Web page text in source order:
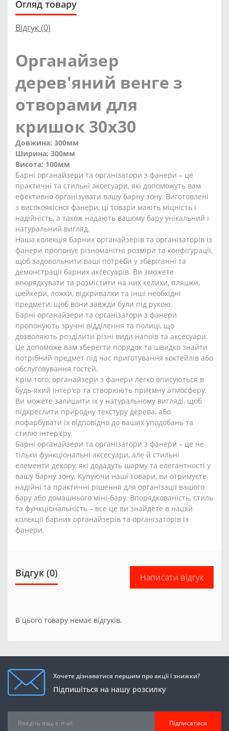
Огляд товару
Відгук (0)
Органайзер
дерев'яний венге з
отворами для
кришок 30х30
Довжина: 300мм
Ширина: 300мм
Висота: 100мм
Барні органайзери та організатори з фанери – це
практичні та стильні аксесуари, які допоможуть вам
ефективно організувати вашу барну зону. Виготовлені
з високоякісної фанери, ці товари мають міцність і
надійність, а також надають вашому бару унікальний і
натуральний вигляд.
Наша колекція барних органайзерів та організаторів із
фанери пропонує різноманітні розміри та конфігурації,
щоб задовольнити ваші потреби у зберіганні та
демонстрації барних аксесуарів. Ви зможете
впорядкувати та розмістити на них келихи, пляшки,
шейкери, ложки, відкривалки та інші необхідні
предмети, щоб вони завжди були під рукою.
Барні органайзери та організатори з фанери
пропонують зручні відділення та полиці, що
дозволяють розділити різні види напоїв та аксесуари.
Це допоможе вам зберегти порядок та швидко знайти
потрібний предмет під час приготування коктейлів або
обслуговування гостей.
Крім того, органайзери з фанери легко вписуються в
будь-який інтер'єр та створюють приємну атмосферу.
Ви можете залишити їх у натуральному вигляді, щоб
підкреслити природну текстуру дерева, або
пофарбувати їх відповідно до ваших уподобань та
стилю інтер'єру.
Барні органайзери та організатори з фанери – це не
тільки функціональні аксесуари, але й стильні
елементи декору, які додадуть шарму та елегантності у
вашу барну зону. Купуючи наші товари, ви отримуєте
надійні та практичні рішення для організації вашого
бару або домашнього міні-бару. Впорядкованість, стиль
та функціональність – все це ви знайдете в нашій
колекції барних органайзерів та організаторів із
фанери.
Відгук (0) Написати відгук
В цього товару немає відгуків.
Хочете дізнаватися першим про акції і знижки?
Підпишіться на нашу розсилку
Підписатися